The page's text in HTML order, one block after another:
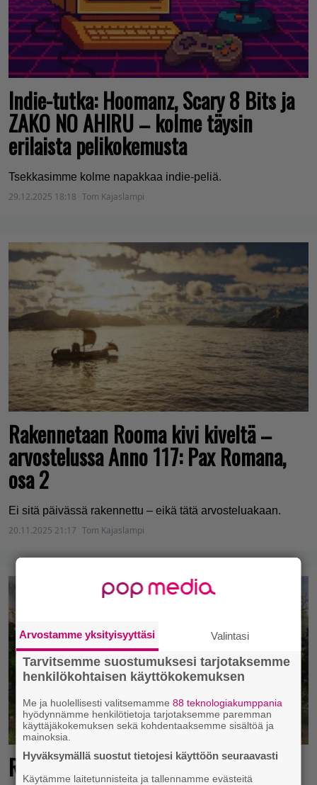
Indie-tutka: Hoomanz, Scary 8 Bits ja
ZAKO NO AHIRU – kolme täysin
erilaista pelikokemusta
Tsekkasimme kolme napakkaa indie-peliä.
29.12.2025 18:18 Tom Kajaslampi
Rakennetaan Rooma kivi kiveltä –
arvostelussa Anno 117: Pax Romana,
osa 2
Ei sitä päivässä rakennettu – eikä tätä arvosteluakaan.
20.11.2025 21:17 Tom Kajaslampi
Rakennetaan Rooma kivi kiveltä –
Arvostamme yksityisyyttäsi Valintasi
Tarvitsemme suostumuksesi tarjotaksemme
henkilökohtaisen käyttökokemuksen
Me ja huolellisesti valitsemamme88 teknologiakumppania
hyödynnämme henkilötietoja tarjotaksemme paremman
käyttäjäkokemuksen sekä kohdentaaksemme sisältöä ja
mainoksia.
Hyväksymällä suostut tietojesi käyttöön seuraavasti
Käytämme laitetunnisteita ja tallennamme evästeitä